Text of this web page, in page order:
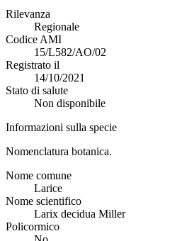
Rilevanza
Regionale
Codice AMI
15/L582/AO/02
Registrato il
14/10/2021
Stato di salute
Non disponibile
Informazioni sulla specie
Nomenclatura botanica.
Nome comune
Larice
Nome scientifico
Larix decidua Miller
Policormico